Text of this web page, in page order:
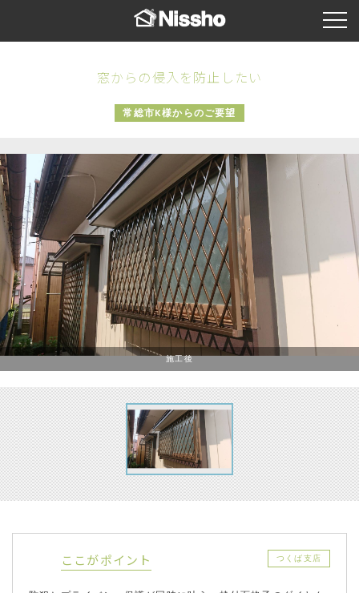
窓からの侵入を防止したい
常総市K様からのご要望
施工後
ここがポイント つくば支店